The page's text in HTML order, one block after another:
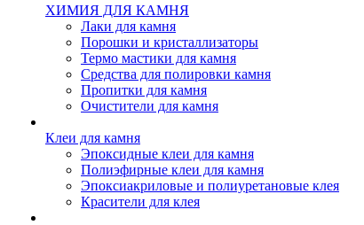
ХИМИЯ ДЛЯ КАМНЯ
Лаки для камня
Порошки и кристаллизаторы
Термо мастики для камня
Средства для полировки камня
Пропитки для камня
Очистители для камня
Клеи для камня
Эпоксидные клеи для камня
Полиэфирные клеи для камня
Эпоксиакриловые и полиуретановые клея
Красители для клея